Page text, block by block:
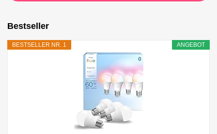
Bestseller
ANGEBOT
BESTSELLER NR. 1